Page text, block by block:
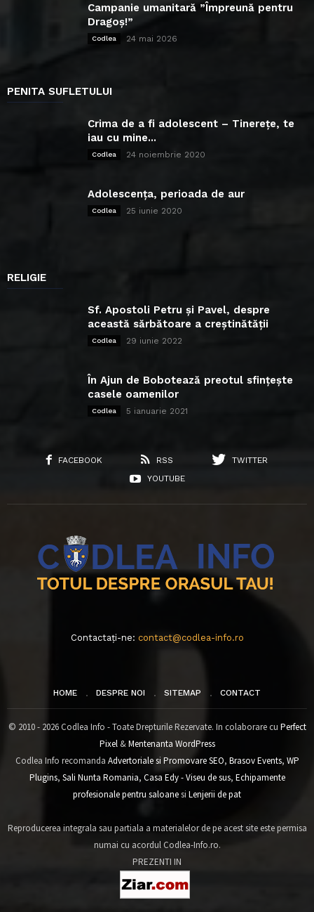
Campanie umanitară ”Împreună pentru
Dragoș!”
Codlea 24 mai 2026
PENITA SUFLETULUI
Crima de a fi adolescent – Tinerețe, te
iau cu mine...
Codlea 24 noiembrie 2020
Adolescența, perioada de aur
Codlea 25 iunie 2020
RELIGIE
Sf. Apostoli Petru și Pavel, despre
această sărbătoare a creștinătății
Codlea 29 iunie 2022
În Ajun de Bobotează preotul sfințește
casele oamenilor
Codlea 5 ianuarie 2021
FACEBOOK RSS
TWITTER
YOUTUBE
Contactați-ne: contact@codlea-info.ro
HOME DESPRE NOI SITEMAP CONTACT
© 2010 - 2026 Codlea Info - Toate Drepturile Rezervate. In colaborare cu Perfect
Pixel&Mentenanta WordPress
Codlea Info recomanda Advertoriale si Promovare SEO, Brasov Events, WP
Plugins, Sali Nunta Romania, Casa Edy - Viseu de sus, Echipamente
profesionale pentru saloanesi Lenjerii de pat
Reproducerea integrala sau partiala a materialelor de pe acest site este permisa
numai cu acordul Codlea-Info.ro.
PREZENTI IN